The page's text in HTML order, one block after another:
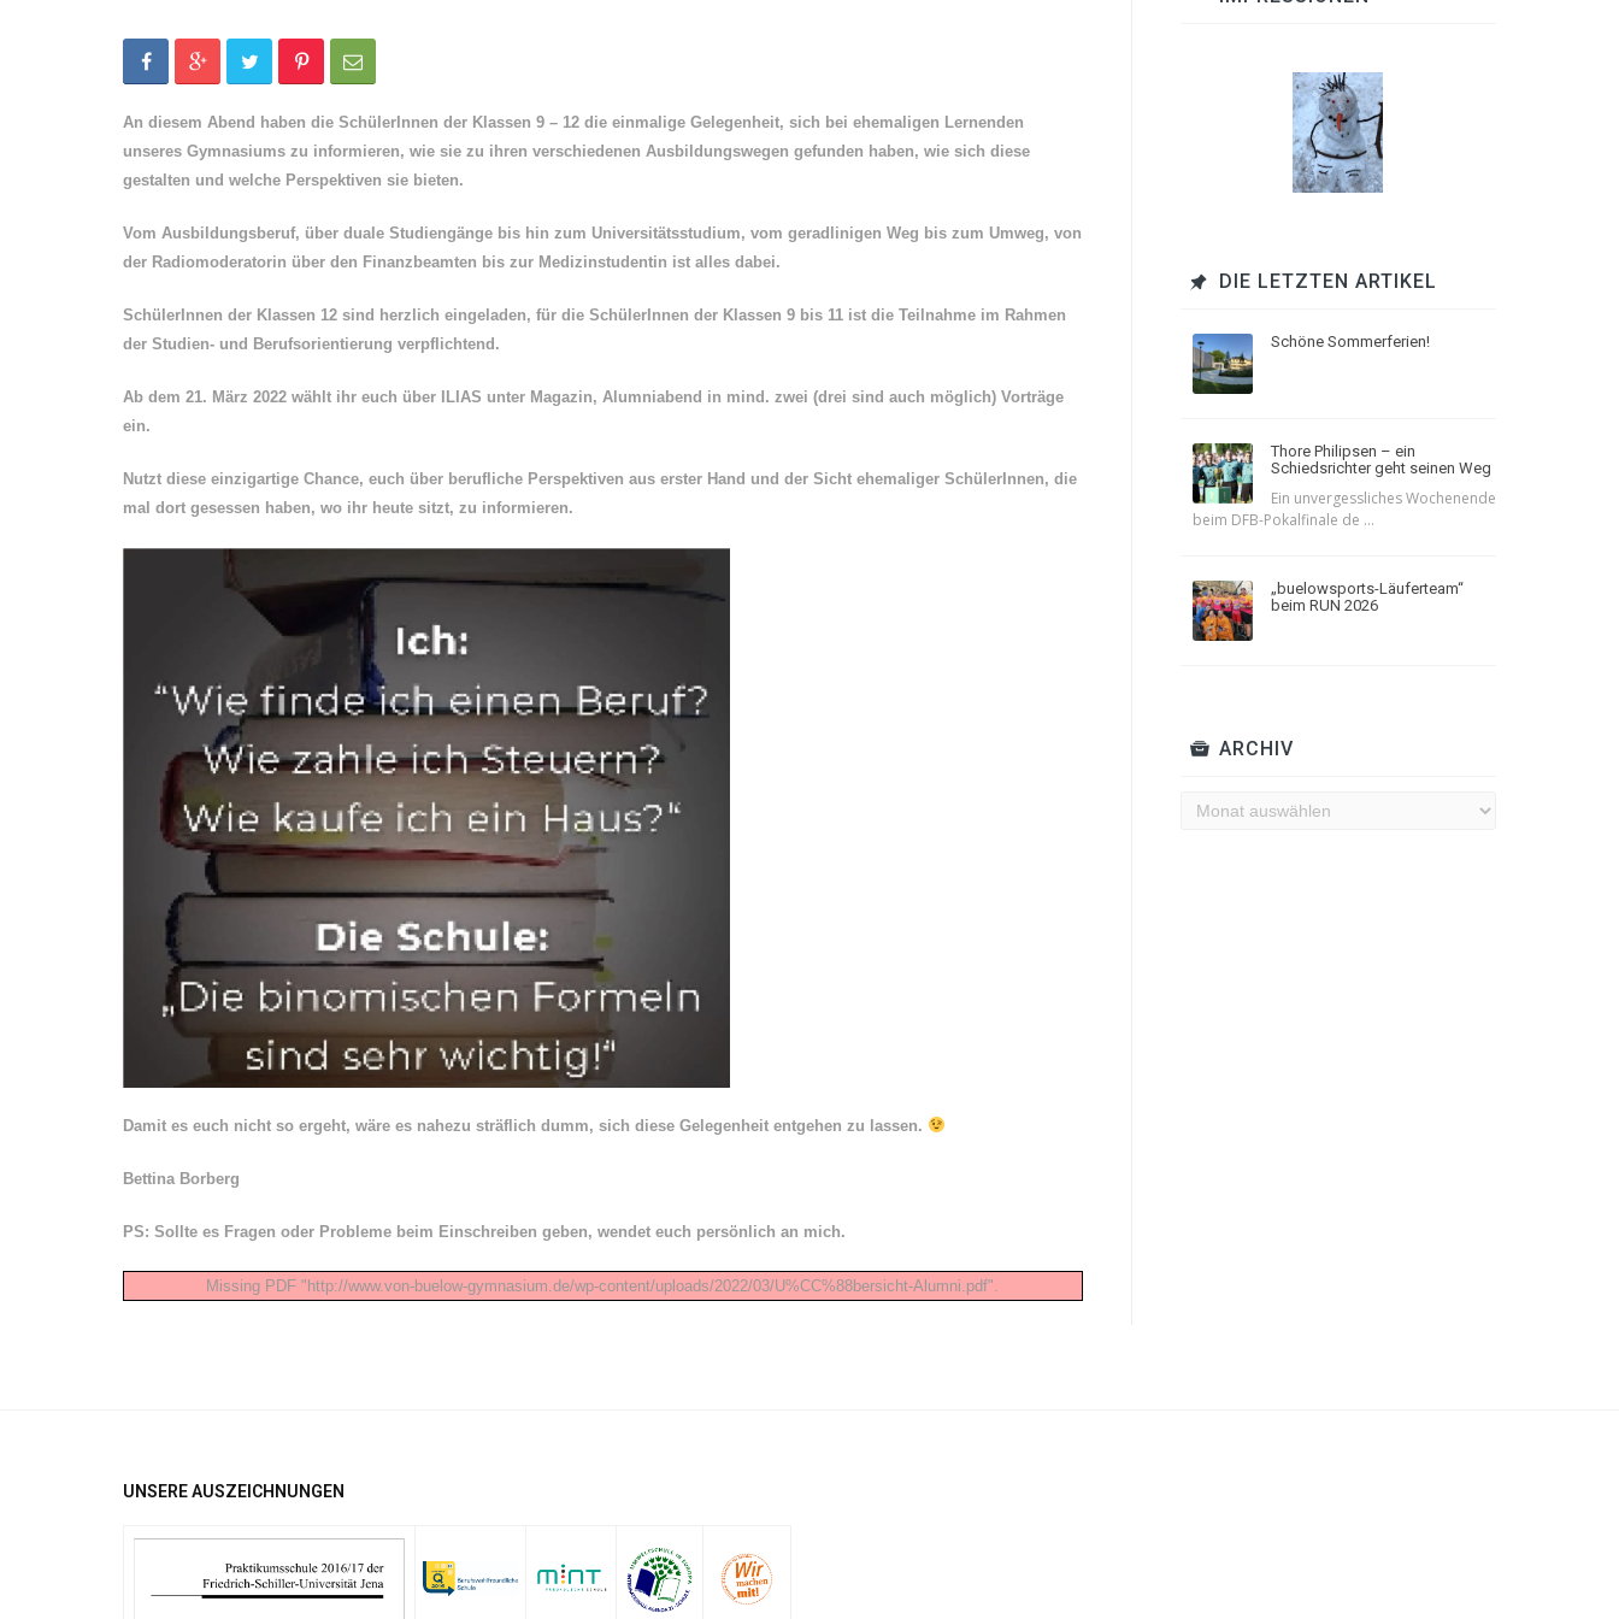
An diesem Abend haben die SchülerInnen der Klassen 9 – 12 die einmalige Gelegenheit, sich bei ehemaligen Lernenden
unseres Gymnasiums zu informieren, wie sie zu ihren verschiedenen Ausbildungswegen gefunden haben, wie sich diese
gestalten und welche Perspektiven sie bieten.
Vom Ausbildungsberuf, über duale Studiengänge bis hin zum Universitätsstudium, vom geradlinigen Weg bis zum Umweg, von
der Radiomoderatorin über den Finanzbeamten bis zur Medizinstudentin ist alles dabei.
SchülerInnen der Klassen 12 sind herzlich eingeladen, für die SchülerInnen der Klassen 9 bis 11 ist die Teilnahme im Rahmen
der Studien- und Berufsorientierung verpflichtend.
Ab dem 21. März 2022 wählt ihr euch über ILIAS unter Magazin, Alumniabend in mind. zwei (drei sind auch möglich) Vorträge
ein.
Nutzt diese einzigartige Chance, euch über berufliche Perspektiven aus erster Hand und der Sicht ehemaliger SchülerInnen, die
mal dort gesessen haben, wo ihr heute sitzt, zu informieren.
Damit es euch nicht so ergeht, wäre es nahezu sträflich dumm, sich diese Gelegenheit entgehen zu lassen.
Bettina Borberg
PS: Sollte es Fragen oder Probleme beim Einschreiben geben, wendet euch persönlich an mich.
Missing PDF "http://www.von-buelow-gymnasium.de/wp-content/uploads/2022/03/U%CC%88bersicht-Alumni.pdf".
DIE LETZTEN ARTIKEL
Schöne Sommerferien!
Thore Philipsen – ein
Schiedsrichter geht seinen Weg
Ein unvergessliches Wochenende
beim DFB-Pokalfinale de ...
„buelowsports-Läuferteam“
beim RUN 2026
ARCHIV
Archiv
UNSERE AUSZEICHNUNGEN